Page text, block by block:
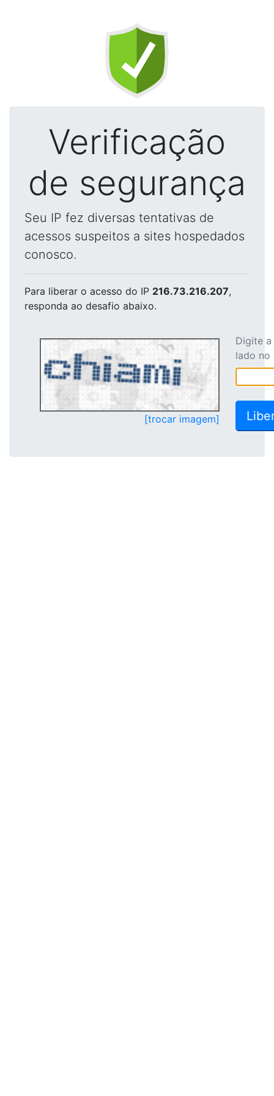
Verificação
de segurança
Seu IP fez diversas tentativas de
acessos suspeitos a sites hospedados
conosco.
Para liberar o acesso do IP 216.73.216.207,
responda ao desafio abaixo.
[trocar imagem]
Digite
lado no